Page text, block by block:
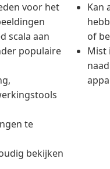
voor het
scala aan
populaire
te
bekijken
Kan
of
Mist